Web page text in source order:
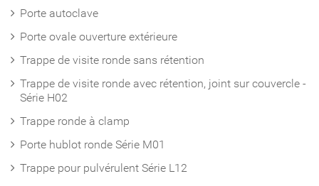
Porte autoclave
Porte ovale ouverture extérieure
Trappe de visite ronde sans rétention
Trappe de visite ronde avec rétention, joint sur couvercle -
Série H02
Trappe ronde à clamp
Porte hublot ronde Série M01
Trappe pour pulvérulent Série L12